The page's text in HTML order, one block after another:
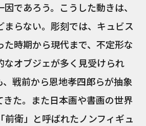
であろう。こうした動きは、
まらない。彫刻では、キュビス
た時期から現代まで、不定形な
なオブジェが多く見受けられ
、戦前から恩地孝四郎らが抽象
きた。また日本画や書画の世界
前衛」と呼ばれたノンフィギュ